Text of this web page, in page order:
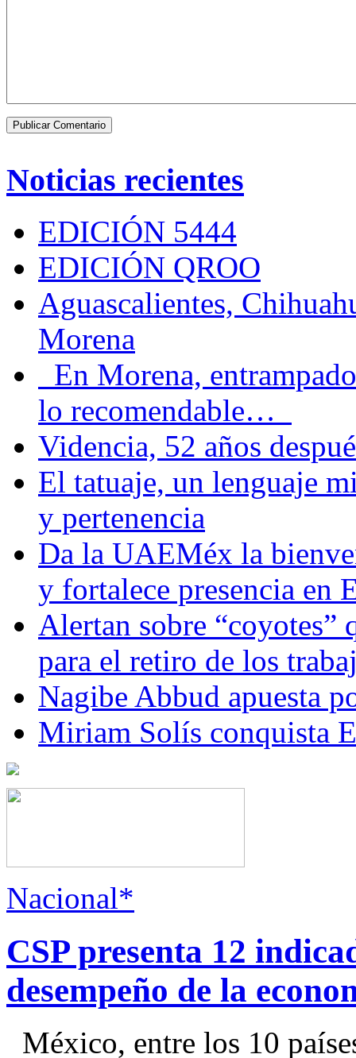
Noticias recientes
EDICIÓN 5444
EDICIÓN QROO
Aguascalientes,
Morena
En Morena,
lo recomendable…
Videncia, 52 años
El tatuaje, un lenguaje
y pertenencia
Da la UAEMéx la
y fortalece presencia en
Alertan sobre “coyotes”
para el retiro de los
Nagibe Abbud apuesta
Miriam Solís conquista
Nacional*
CSP presenta 12
desempeño de la
México, entre los 10